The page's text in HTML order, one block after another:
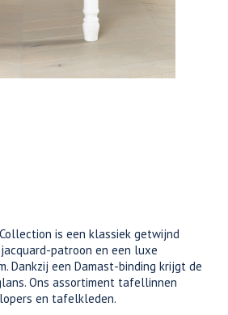
is een klassiek getwijnd
patroon en een luxe
Dankzij een Damast-binding krijgt de
Ons assortiment tafellinnen
en tafelkleden.